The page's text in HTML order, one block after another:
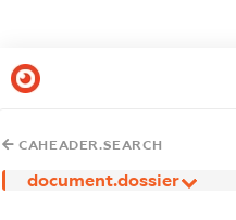
CAHEADER.SEARCH
document.dossier